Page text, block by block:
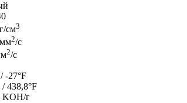
см3
2/с
2/с
-27°F
/ 438,8°F
KOH/г